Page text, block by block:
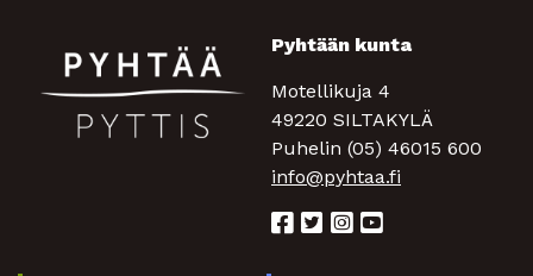
Pyhtään kunta
Motellikuja 4
49220 SILTAKYLÄ
Puhelin (05) 46015 600
info@pyhtaa.fi